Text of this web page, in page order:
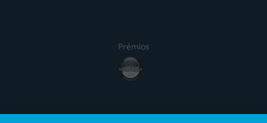
Prémios
award4